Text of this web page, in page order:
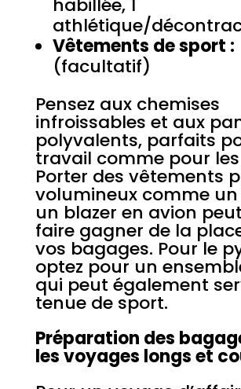
habillée, 1
athlétique/
Vêtements de sport :
(facultatif)
Pensez aux chemises
infroissables et aux
polyvalents, parfaits
travail comme pour les
Porter des vêtements
volumineux comme
un blazer en avion
faire gagner de la
vos bagages. Pour le
optez pour un
qui peut également
tenue de sport.
Préparation des
les voyages longs et